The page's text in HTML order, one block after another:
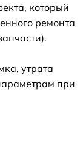
который
ремонта
утрата
при